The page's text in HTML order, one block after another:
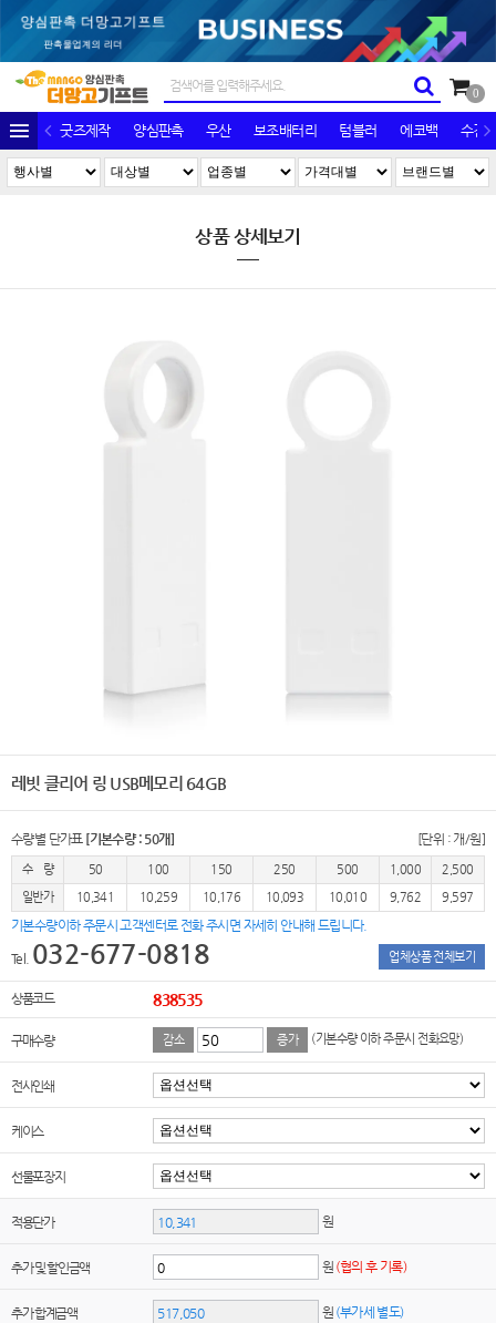
0
굿즈제작 양심판촉 우산 보조배터리 텀블러 에코백 수건/
상품 상세보기
레빗 클리어 링 USB메모리 64GB
수량별 단가표 [기본수량 : 50개] [단위 : 개/원]
수 량 50 100 150 250 500 1,000
2,500
일반가
10,341 10,259 10,176 10,093 10,010 9,762 9,597
기본수량이하 주문시 고객센터로 전화 주시면 자세히 안내해 드립니다.
Tel. 032-677-0818 업체상품 전체보기
상품코드 838535
구매수량 감소 증가 (기본수량 이하 주문시 전화요망)
전사인쇄
케이스
선물포장지
적용단가 원
추가 및 할인금액 원 (협의 후 기록)
추가 합계금액 원 (부가세 별도)